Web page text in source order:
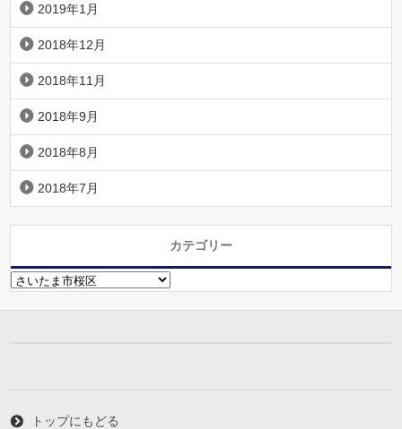
2019年1月
2018年12月
2018年11月
2018年9月
2018年8月
2018年7月
カテゴリー
カ
トップにもどる